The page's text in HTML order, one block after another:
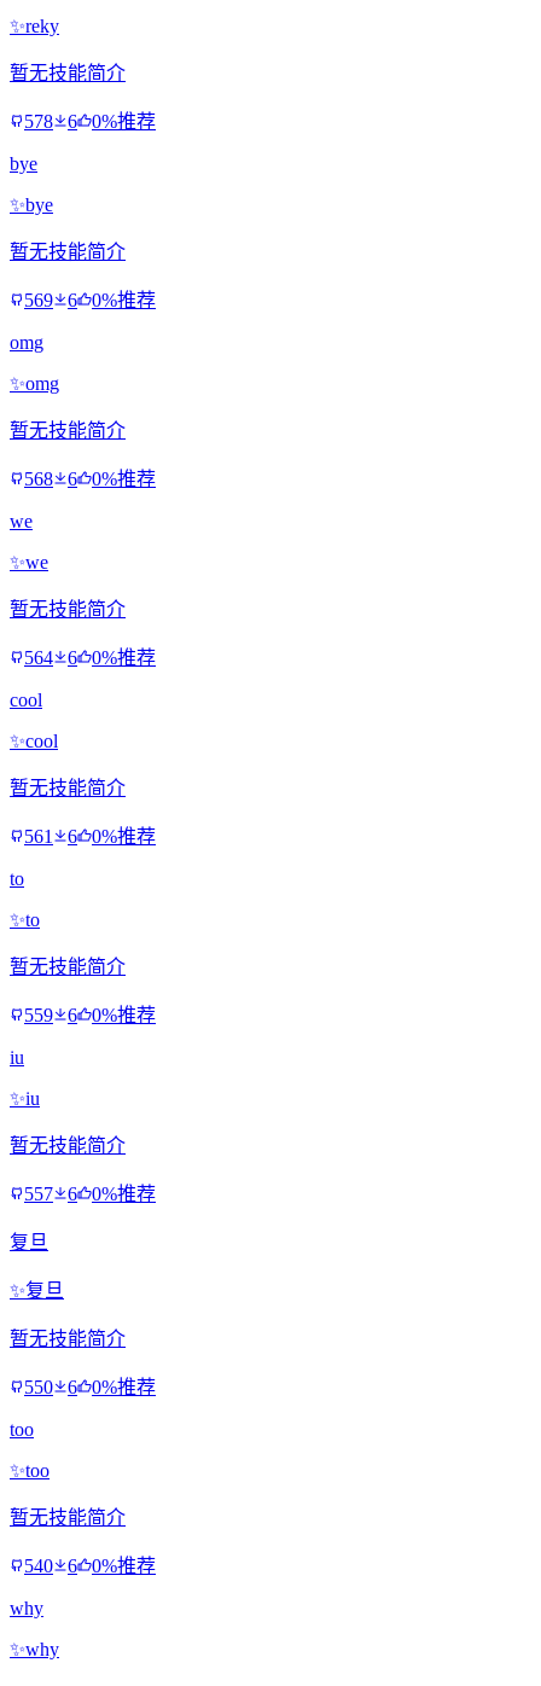
✨reky
暂无技能简介
578 6 0%推荐
bye
✨bye
暂无技能简介
569 6 0%推荐
omg
✨omg
暂无技能简介
568 6 0%推荐
we
✨we
暂无技能简介
564 6 0%推荐
cool
✨cool
暂无技能简介
561 6 0%推荐
to
✨to
暂无技能简介
559 6 0%推荐
iu
✨iu
暂无技能简介
557 6 0%推荐
复旦
✨复旦
暂无技能简介
550 6 0%推荐
too
✨too
暂无技能简介
540 6 0%推荐
why
✨why